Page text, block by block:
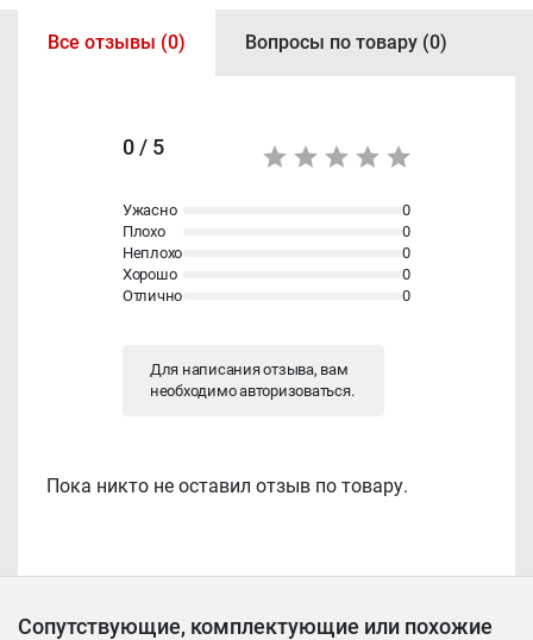
Все отзывы (0) Вопросы по товару (0)
Пока никто не оставил отзыв по товару.
0 / 5
Ужасно
0
Плохо
0
Неплохо
0
Хорошо
0
Отлично
0
Для написания отзыва, вам
необходимоавторизоваться.
Сопутствующие, комплектующие или похожие